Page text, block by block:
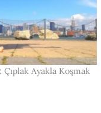
Ayakla Koşmak